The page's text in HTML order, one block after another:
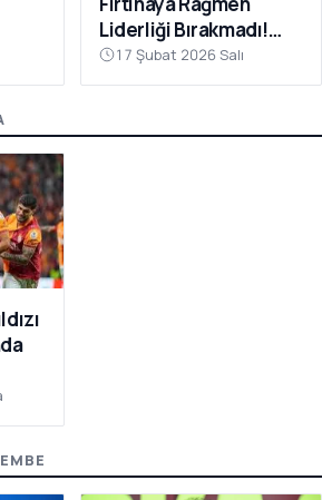
Liderliği Bırakmadı!
Bayramiç
Deplasmanında Kritik 3
17 Şubat 2026 Salı